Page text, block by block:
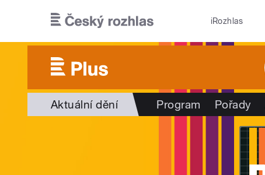
iRozhlas
Aktuální dění Program Pořady